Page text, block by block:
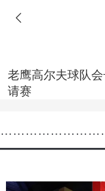
老鹰高尔夫球队
请赛